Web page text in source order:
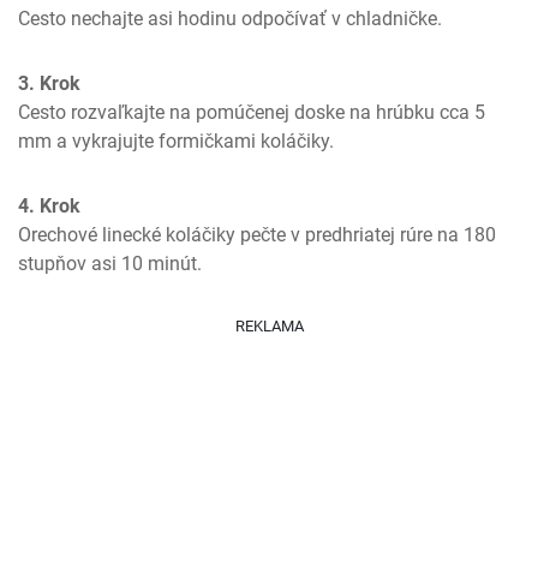
Cesto nechajte asi hodinu odpočívať v chladničke.
3. Krok
Cesto rozvaľkajte na pomúčenej doske na hrúbku cca 5
mm a vykrajujte formičkami koláčiky.
4. Krok
Orechové linecké koláčiky pečte v predhriatej rúre na 180
stupňov asi 10 minút.
REKLAMA